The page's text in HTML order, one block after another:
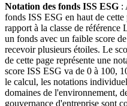
Notation des fonds ISS ESG :
fonds ISS ESG en haut de
rapport à la classe de
un fonds avec un faible score
recevoir plusieurs étoiles. Le
de cette page représente une
score ISS ESG va de 0 à 100,
le calcul, les notations
domaines de l'environnement,
gouvernance d'entreprise sont